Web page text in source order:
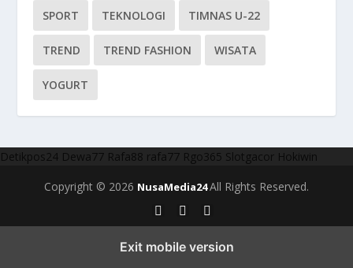
SPORT TEKNOLOGI TIMNAS U-22
TREND TREND FASHION WISATA
YOGURT
Detikpos24 Dewa77 Rafa88 rafa77 Rgo365 Slotgacor Hokiwin
Copyright © 2026 NusaMedia24All Rights Reserved.
Exit mobile version